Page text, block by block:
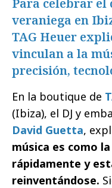
veraniega en
TAG Heuer
vinculan a la
precisión,
En la boutique de
(Ibiza), el DJ y
David Guetta,
música es como
rápidamente y
reinventándose.